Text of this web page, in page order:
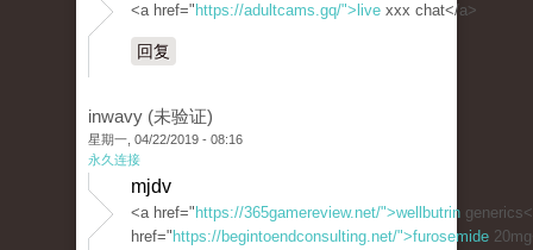
<a href=" https://adultcams.gq/">live xxx chat</a>
回复
inwavy (未验证)
星期一, 04/22/2019 - 08:16
永久连接
mjdv
<a href=" https://365gamereview.net/">wellbutrin
href=" https://begintoendconsulting.net/">furosemide